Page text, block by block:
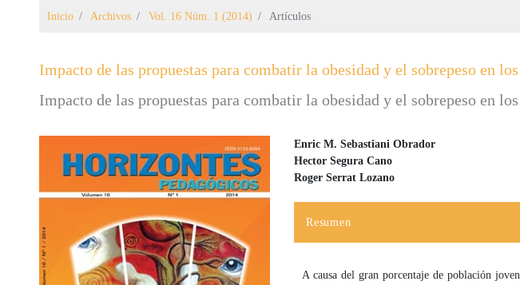
Inicio Archivos Vol. 16 Núm. 1 (2014) Artículos
Impacto de las propuestas para combatir la obesidad y el sobrepeso en
Impacto de las propuestas para combatir la obesidad y el sobrepeso en
Barra lateral del artículo Contenido principal del artículo
Enric M. Sebastiani Obrador
Hector Segura Cano
Roger Serrat Lozano
Resumen
A causa del gran porcentaje de población